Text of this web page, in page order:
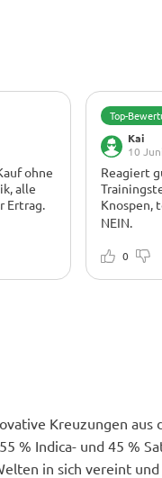
ohne
alle
Ertrag.
Top-
Kai
10
Reagiert
Knospen,
NEIN.
und etwas
sogar
sondern
Zuerst
0
Kreuzungen aus
% Indica- und 45 %
in sich vereint